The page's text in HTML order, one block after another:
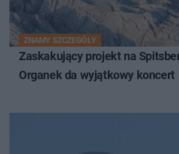
ZNAMY SZCZEGÓŁY
Zaskakujący projekt na
Organek da wyjątkowy koncert